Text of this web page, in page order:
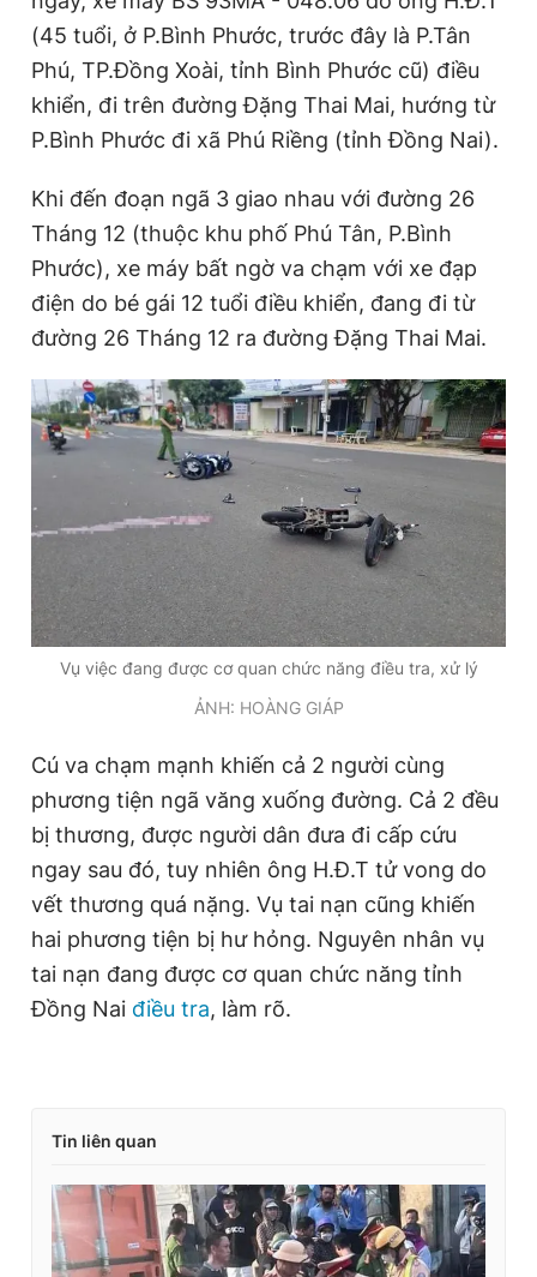
Đọc Thanh Niên trên điện thoại
Theo dõi báo trên
Hotline Liên hệ quảng cáo
Đặt báo Quảng cáo RSS Tòa soạn Chính sách bảo
Tổng biên tập: Nguyễn Ngọc Toàn
Phó tổng biên tập thường trực: Hải Thành
Phó tổng biên tập: Lâm Hiếu Dũng
Phó tổng biên tập: Trần Việt Hưng
Tổng thư ký tòa soạn: Đức Trung
Giấy phép xuất bản số 110/GP - BTTTT cấp ngày 24.3.2020
© 2003-2026 Bản quyền thuộc về Báo Thanh Niên. Cấm sao
chép dưới mọi hình thức nếu không có sự chấp thuận bằng văn
bản. Phát triển bởi ePi Technologies, JSC.
(45 tuổi, ở P.Bình Phước, trước đây là P.Tân
Phú, TP.Đồng Xoài, tỉnh Bình Phước cũ) điều
khiển, đi trên đường Đặng Thai Mai, hướng từ
P.Bình Phước đi xã Phú Riềng (tỉnh Đồng Nai).
Khi đến đoạn ngã 3 giao nhau với đường 26
Tháng 12 (thuộc khu phố Phú Tân, P.Bình
Phước), xe máy bất ngờ va chạm với xe đạp
điện do bé gái 12 tuổi điều khiển, đang đi từ
đường 26 Tháng 12 ra đường Đặng Thai Mai.
Vụ việc đang được cơ quan chức năng điều tra, xử lý
ẢNH: HOÀNG GIÁP
Cú va chạm mạnh khiến cả 2 người cùng
phương tiện ngã văng xuống đường. Cả 2 đều
bị thương, được người dân đưa đi cấp cứu
ngay sau đó, tuy nhiên ông H.Đ.T tử vong do
vết thương quá nặng. Vụ tai nạn cũng khiến
hai phương tiện bị hư hỏng. Nguyên nhân vụ
tai nạn đang được cơ quan chức năng tỉnh
Đồng Nai điều tra, làm rõ.
Tin liên quan